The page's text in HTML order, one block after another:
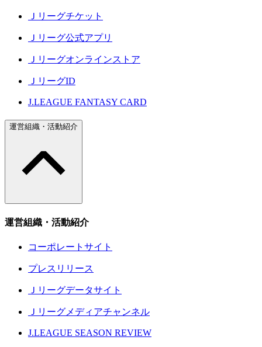
Ｊリーグチケット
Ｊリーグ公式アプリ
Ｊリーグオンラインストア
ＪリーグID
J.LEAGUE FANTASY CARD
運営組織・活動紹介
運営組織・活動紹介
コーポレートサイト
プレスリリース
Ｊリーグデータサイト
Ｊリーグメディアチャンネル
J.LEAGUE SEASON REVIEW